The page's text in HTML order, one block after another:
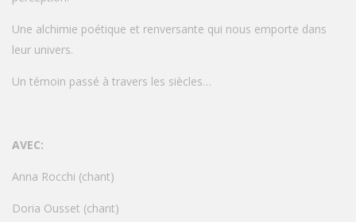
Une alchimie poétique et renversante qui nous emporte dans
leur univers.
Un témoin passé à travers les siècles…
AVEC:
Anna Rocchi (chant)
Doria Ousset (chant)